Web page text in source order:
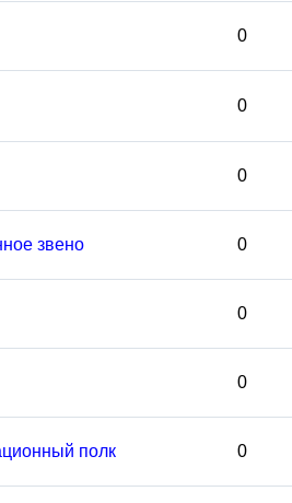
0
0
0
звено 0
0
0
полк 0